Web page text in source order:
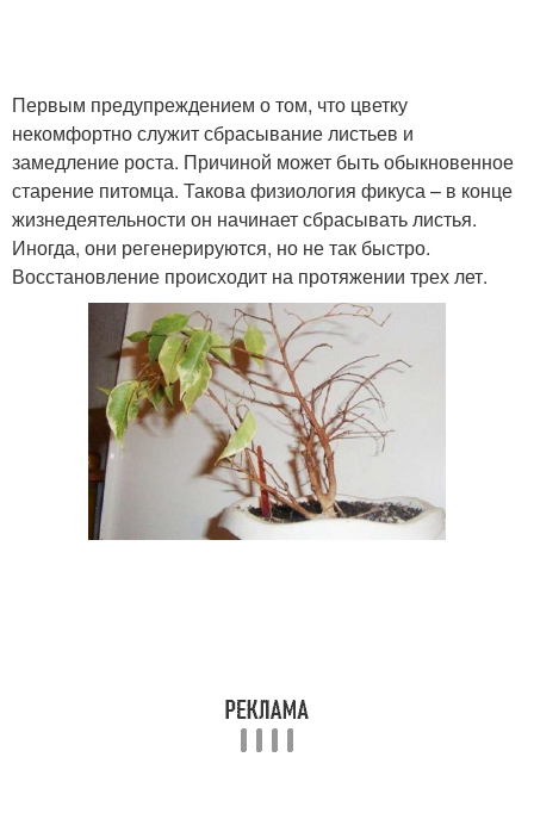
Первым предупреждением о том, что цветку
некомфортно служит сбрасывание листьев и
замедление роста. Причиной может быть обыкновенное
старение питомца. Такова физиология фикуса – в конце
жизнедеятельности он начинает сбрасывать листья.
Иногда, они регенерируются, но не так быстро.
Восстановление происходит на протяжении трех лет.